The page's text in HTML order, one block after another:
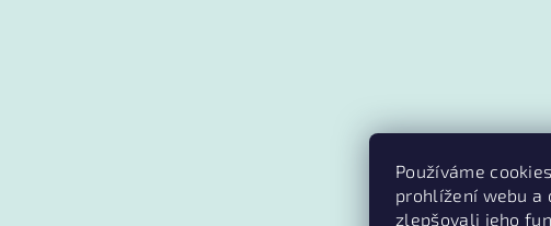
Používáme
prohlížení webu a
zlepšovali jeho